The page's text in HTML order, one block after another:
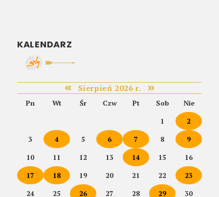
KALENDARZ
Sierpień 2026 r.
Pn Wt Śr Czw Pt Sob
Nie
1
2
3
4 5 6 7 8
9
10
11 12 13 14 15
16
17
18 19 20 21 22
23
24
25 26 27 28 29 30